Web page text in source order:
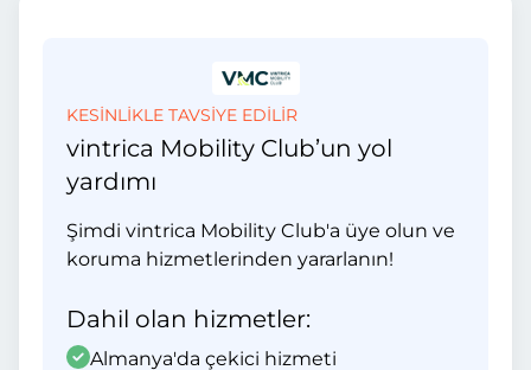
KESİNLİKLE TAVSİYE EDİLİR
vintrica Mobility Club’un yol
yardımı
Şimdi vintrica Mobility Club'a üye olun ve
koruma hizmetlerinden yararlanın!
Dahil olan hizmetler:
Almanya'da çekici hizmeti